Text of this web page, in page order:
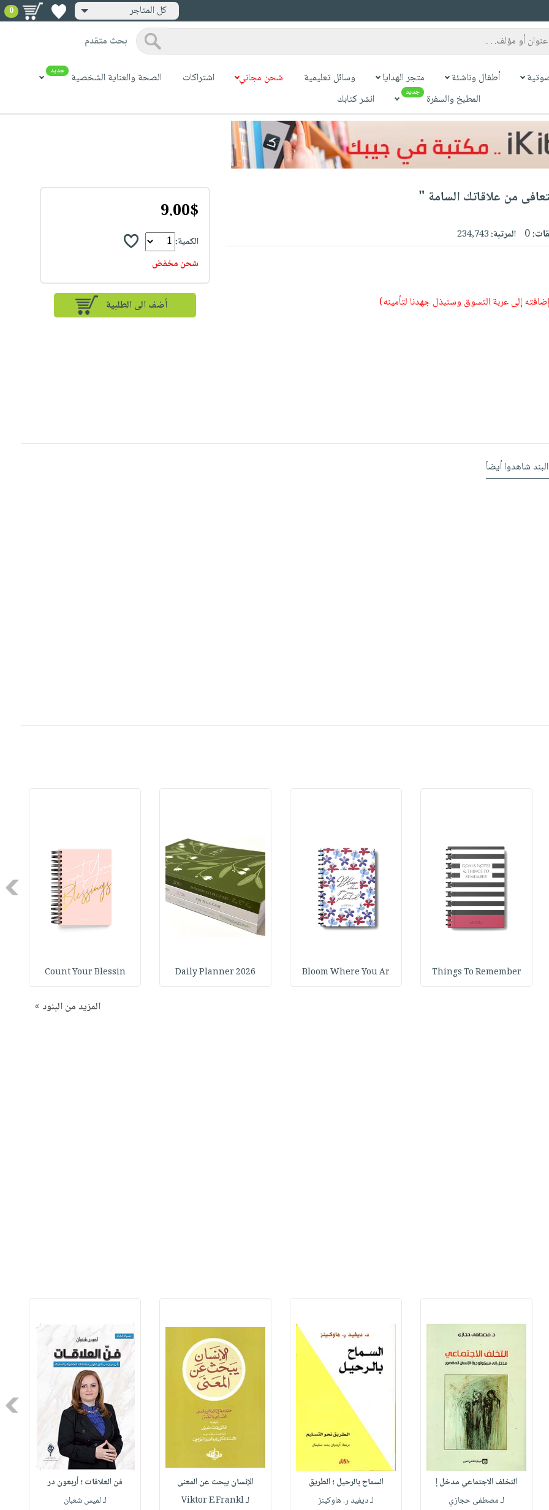
كل المتاجر 0
بحث متقدم
أطفال وناشئة متجر الهدايا وسائل تعليمية شحن مجاني اشتراكات الصحة والعناية الشخصية جديد
المطبخ والسفرة جديد انشر كتابك
من علاقاتك السامة "
0 المرتبة:234,743
إضافته إلى عربة التسوق وسنبذل جهدنا لتأمينه)
9.00$
الكمية:
شحن مخفض
أضف الى الطلبية
شاهدوا أيضاً
Things To Remember
Bloom Where You Ar
2026 Daily Planner
Count Your Blessin
المزيد من البنود »
التخلف الاجتماعي مدخل إ
لـ مصطفى حجازي
السماح بالرحيل ؛ الطريق
لـ ديفيد ر. هاوكينز
الإنسان يبحث عن المعنى
لـ Viktor E.Frankl
فن العلاقات ؛ أربعون در
لـ لميس شعبان